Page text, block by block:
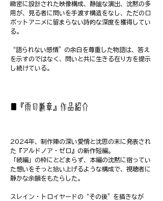
緻密に設計された映像構成、静謐な演出、沈黙の多
用が、見る者に問いを手渡す構造をなし、ただのロ
ボットアニメに留まらない詩的な深度を獲得してい
る。
“語られない感情”の余白を尊重した物語は、答え
を示すのではなく、問いと共に生きる在り方を提示
し続けている。
■『雨の断章』作品紹介
2024年、制作陣の深い愛情と沈思の末に発表され
た『アルドノア・ゼロ』の新作短編。
「続編」の枠にとどまらず、本編の沈黙に宿ってい
た想いをそっと拾い上げるような構成で、視聴者に
静かな余韻をもたらした。
スレイン・トロイヤードの“その後”を描きなが